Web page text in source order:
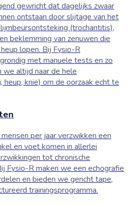
gewricht dat dagelijks zwaar
ontstaan door slijtage van het
(trochantitis),
beklemming van zenuwen die
lopen. Bij Fysio-R
met manuele tests en zo
we altijd naar de hele
knie) om de oorzaak echt te
per jaar verzwikken een
en voet komen in allerlei
tot chronische
Fysio-R maken we een echografie
en bieden we gericht tape,
trainingsprogramma.